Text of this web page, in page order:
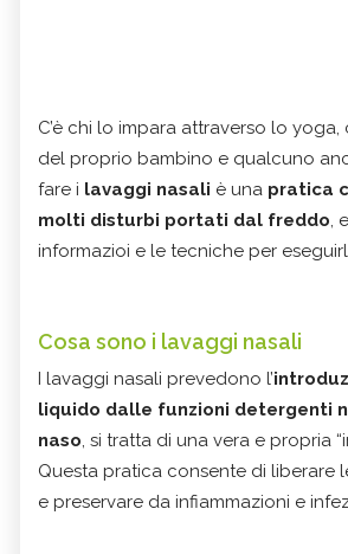
C’è chi lo impara attraverso lo
del proprio bambino e qualcuno
fare i lavaggi nasali è una pratica
molti disturbi portati dal freddo,
informazioi e le tecniche per
Cosa sono i lavaggi nasali
I lavaggi nasali prevedono l’
liquido dalle funzioni detergenti
naso, si tratta di una vera e propria
Questa pratica consente di liberare
e preservare da infiammazioni e